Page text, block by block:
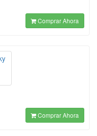
Comprar Ahora
Comprar Ahora